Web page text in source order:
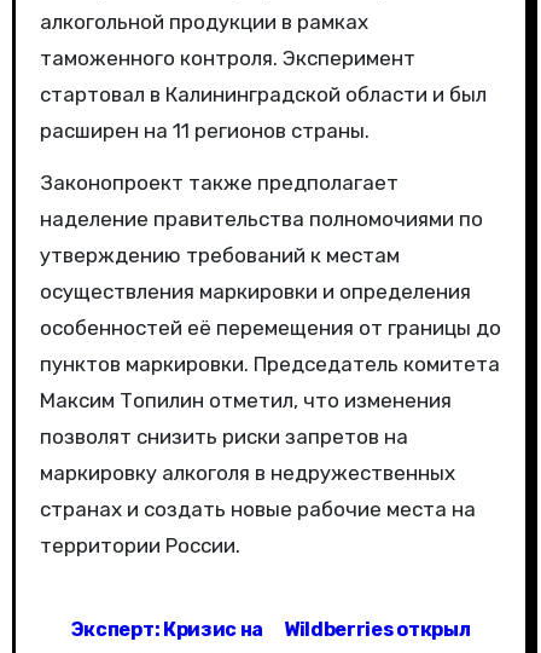
алкогольной продукции в рамках
таможенного контроля. Эксперимент
стартовал в Калининградской области и был
расширен на 11 регионов страны.
Законопроект также предполагает
наделение правительства полномочиями по
утверждению требований к местам
осуществления маркировки и определения
особенностей её перемещения от границы до
пунктов маркировки. Председатель комитета
Максим Топилин отметил, что изменения
позволят снизить риски запретов на
маркировку алкоголя в недружественных
странах и создать новые рабочие места на
территории России.
Эксперт: Кризис на
Wildberries открыл